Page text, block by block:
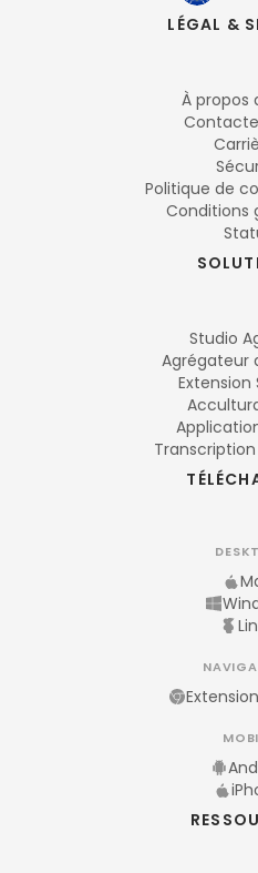
LÉGAL &
À propos
Politique de
Conditions
Studio
Agrégateur
Extension